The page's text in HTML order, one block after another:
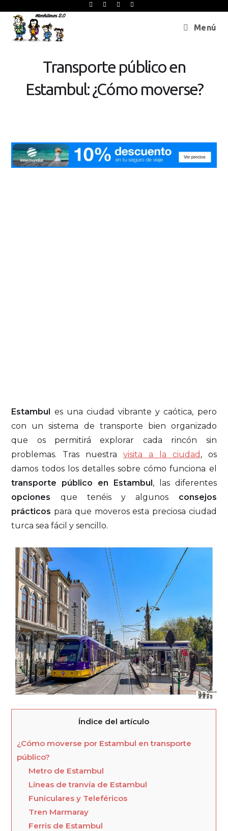
Menú
Transporte público en
Estambul: ¿Cómo moverse?
Estambul es una ciudad vibrante y caótica, pero
con un sistema de transporte bien organizado
que os permitirá explorar cada rincón sin
problemas. Tras nuestravisita a la ciudad , os
damos todos los detalles sobre cómo funciona el
transporte público en Estambul, las diferentes
opciones que tenéis y algunos consejos
prácticos para que moveros esta preciosa ciudad
turca sea fácil y sencillo.
Índice del artículo
¿Cómo moverse por Estambul en transporte
público?
Metro de Estambul
Líneas de tranvía de Estambul
Funiculares y Teleféricos
Tren Marmaray
Ferris de Estambul